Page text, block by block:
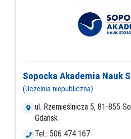
Sopocka Akademia Nauk
(Uczelnia niepubliczna)
ul. Rzemieślnicza 5, 81-855
Gdańsk
Tel.: 506 474 167